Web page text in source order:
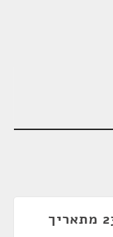
ישיבת ועדה של הכנסת ה-23 מתאריך